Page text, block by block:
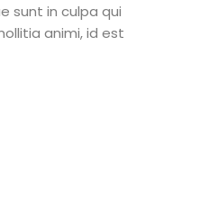
sunt in culpa qui
animi, id est